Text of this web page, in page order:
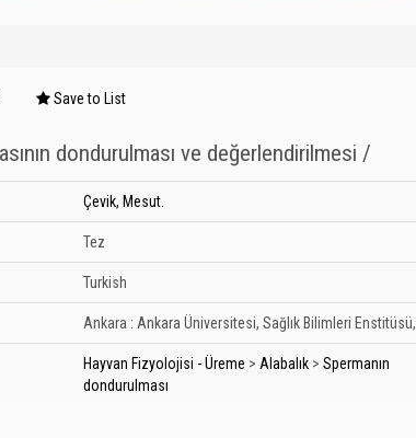
Save to List
dondurulması ve değerlendirilmesi /
Çevik, Mesut.
Tez
Turkish
Ankara : Ankara Üniversitesi, Sağlık Bilimleri Enstitüsü,
Hayvan Fizyolojisi - Üreme > Alabalık > Spermanın
dondurulması